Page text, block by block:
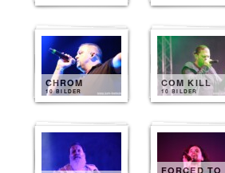
CHROM
10 BILDER
COM KILL
10 BILDER
FORCED TO